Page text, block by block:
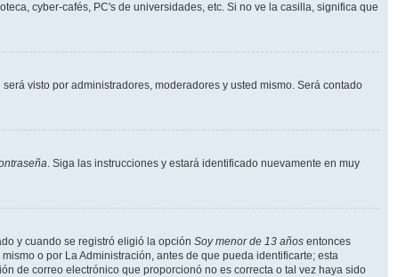
cyber-cafés, PC's de universidades, etc. Si no ve la casilla, significa que
será visto por administradores, moderadores y usted mismo. Será contado
. Siga las instrucciones y estará identificado nuevamente en muy
y cuando se registró eligió la opción Soy menor de 13 años entonces
o por La Administración, antes de que pueda identificarte; esta
de correo electrónico que proporcionó no es correcta o tal vez haya sido